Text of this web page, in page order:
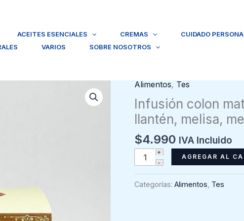
ACEITES ESENCIALES CREMAS
CUIDADO
VARIOS SOBRE NOSOTROS
Alimentos, Tes
Infusión colon
llantén, melisa,
$4.990 IVA Incluido
Infusión
colon
matico
AGREGAR AL
Categorías: Alimentos Tes